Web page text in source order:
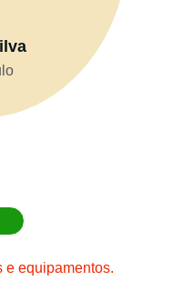
e equipamentos.